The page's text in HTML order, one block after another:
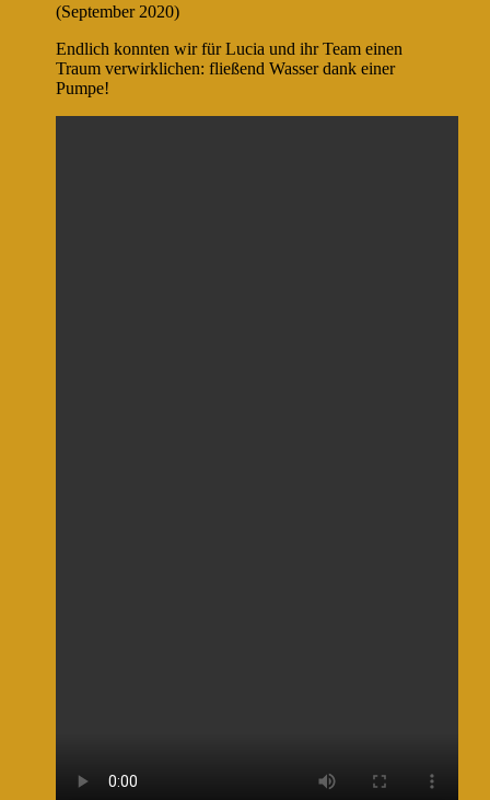
(September 2020)
Endlich konnten wir für Lucia und ihr Team einen
Traum verwirklichen: fließend Wasser dank einer
Pumpe!